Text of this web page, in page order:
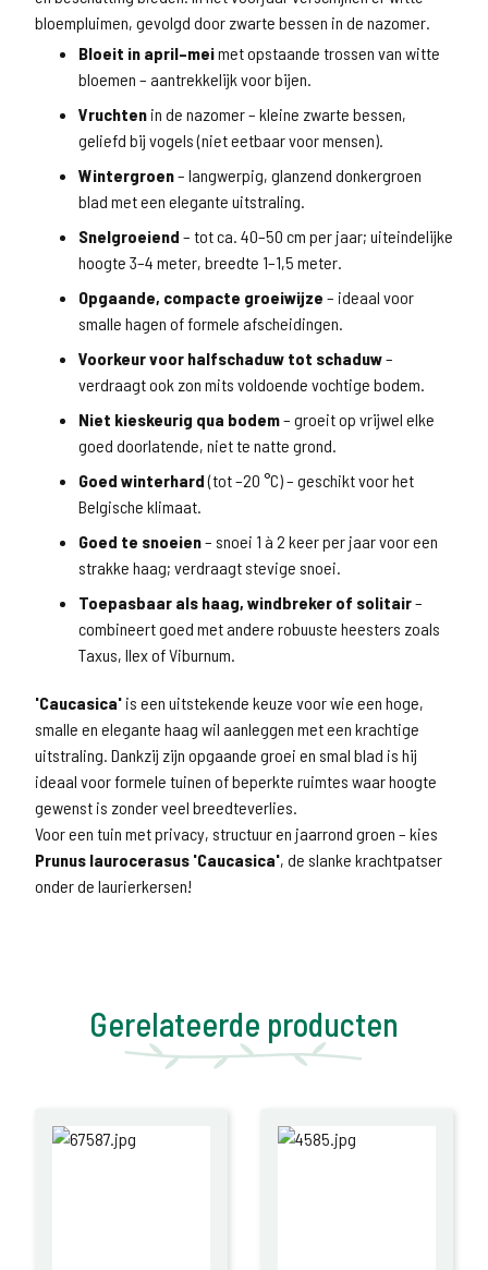
bloempluimen, gevolgd door zwarte bessen in de nazomer.
Bloeit in april–meimet opstaande trossen van witte
bloemen – aantrekkelijk voor bijen.
Vruchten in de nazomer – kleine zwarte bessen,
geliefd bij vogels (niet eetbaar voor mensen).
Wintergroen– langwerpig, glanzend donkergroen
blad met een elegante uitstraling.
Snelgroeiend – tot ca. 40–50 cm per jaar; uiteindelijke
hoogte 3–4 meter, breedte 1–1,5 meter.
Opgaande, compacte groeiwijze – ideaal voor
smalle hagen of formele afscheidingen.
Voorkeur voor halfschaduw tot schaduw–
verdraagt ook zon mits voldoende vochtige bodem.
Niet kieskeurig qua bodem– groeit op vrijwel elke
goed doorlatende, niet te natte grond.
Goed winterhard(tot –20 °C) – geschikt voor het
Belgische klimaat.
Goed te snoeien– snoei 1 à 2 keer per jaar voor een
strakke haag; verdraagt stevige snoei.
Toepasbaar als haag, windbreker of solitair–
combineert goed met andere robuuste heesters zoals
Taxus, Ilex of Viburnum.
'Caucasica' is een uitstekende keuze voor wie een hoge,
smalle en elegante haag wil aanleggen met een krachtige
uitstraling. Dankzij zijn opgaande groei en smal blad is hij
ideaal voor formele tuinen of beperkte ruimtes waar hoogte
gewenst is zonder veel breedteverlies.
Voor een tuin met privacy, structuur en jaarrond groen – kies
Prunus laurocerasus 'Caucasica', de slanke krachtpatser
onder de laurierkersen!
Gerelateerde producten